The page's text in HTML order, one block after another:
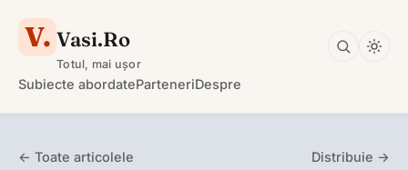
V. Vasi.Ro
Totul, mai ușor
Subiecte abordateParteneriDespre
← Toate articolele Distribuie →